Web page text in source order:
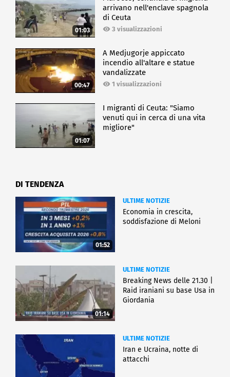
01:03
arrivano nell'enclave spagnola
di Ceuta
3 visualizzazioni
00:47
A Medjugorje appiccato
incendio all'altare e statue
vandalizzate
1 visualizzazioni
01:07
I migranti di Ceuta: "Siamo
venuti qui in cerca di una vita
migliore"
DI TENDENZA
01:52
ULTIME NOTIZIE
Economia in crescita,
soddisfazione di Meloni
01:14
ULTIME NOTIZIE
Breaking News delle 21.30 |
Raid iraniani su base Usa in
Giordania
ULTIME NOTIZIE
Iran e Ucraina, notte di
attacchi